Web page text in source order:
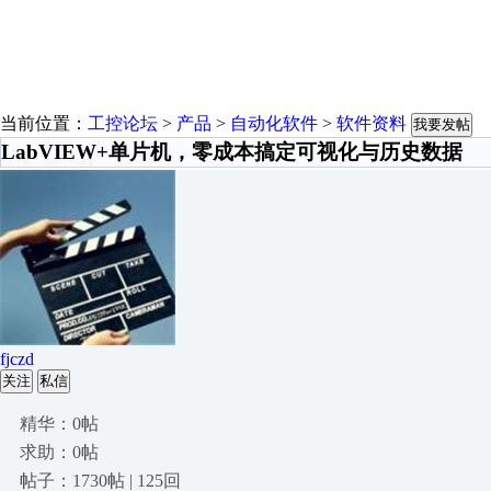
当前位置： 工控论坛 > 产品 > 自动化软件 > 软件资料 我要发帖
LabVIEW+单片机，零成本搞定可视化与历史数据
fjczd
关注 私信
精华：0帖
求助：0帖
帖子：1730帖 | 125回